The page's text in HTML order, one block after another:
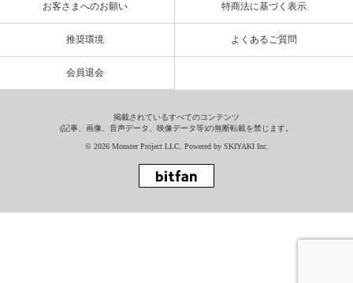
お客さまへのお願い 特商法に基づく表示
推奨環境 よくあるご質問
会員退会
掲載されているすべてのコンテンツ
(記事、画像、音声データ、映像データ等)の無断転載を禁じます。
© 2026 Monster Project LLC. Powered by SKIYAKI Inc.